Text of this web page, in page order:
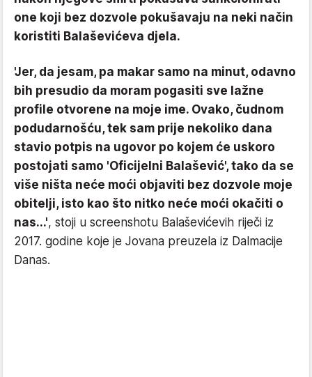
one koji bez dozvole pokušavaju na neki način
koristiti Balaševićeva djela.
'Jer, da jesam, pa makar samo na minut, odavno
bih presudio da moram pogasiti sve lažne
profile otvorene na moje ime. Ovako, čudnom
podudarnošću, tek sam prije nekoliko dana
stavio potpis na ugovor po kojem će uskoro
postojati samo 'Oficijelni Balašević', tako da se
više ništa neće moći objaviti bez dozvole moje
obitelji, isto kao što nitko neće moći okačiti o
nas...', stoji u screenshotu Balaševićevih riječi iz
2017. godine koje je Jovana preuzela iz Dalmacije
Danas.